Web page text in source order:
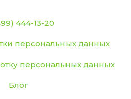
444-13-20
персональных данных
персональных данных
Блог